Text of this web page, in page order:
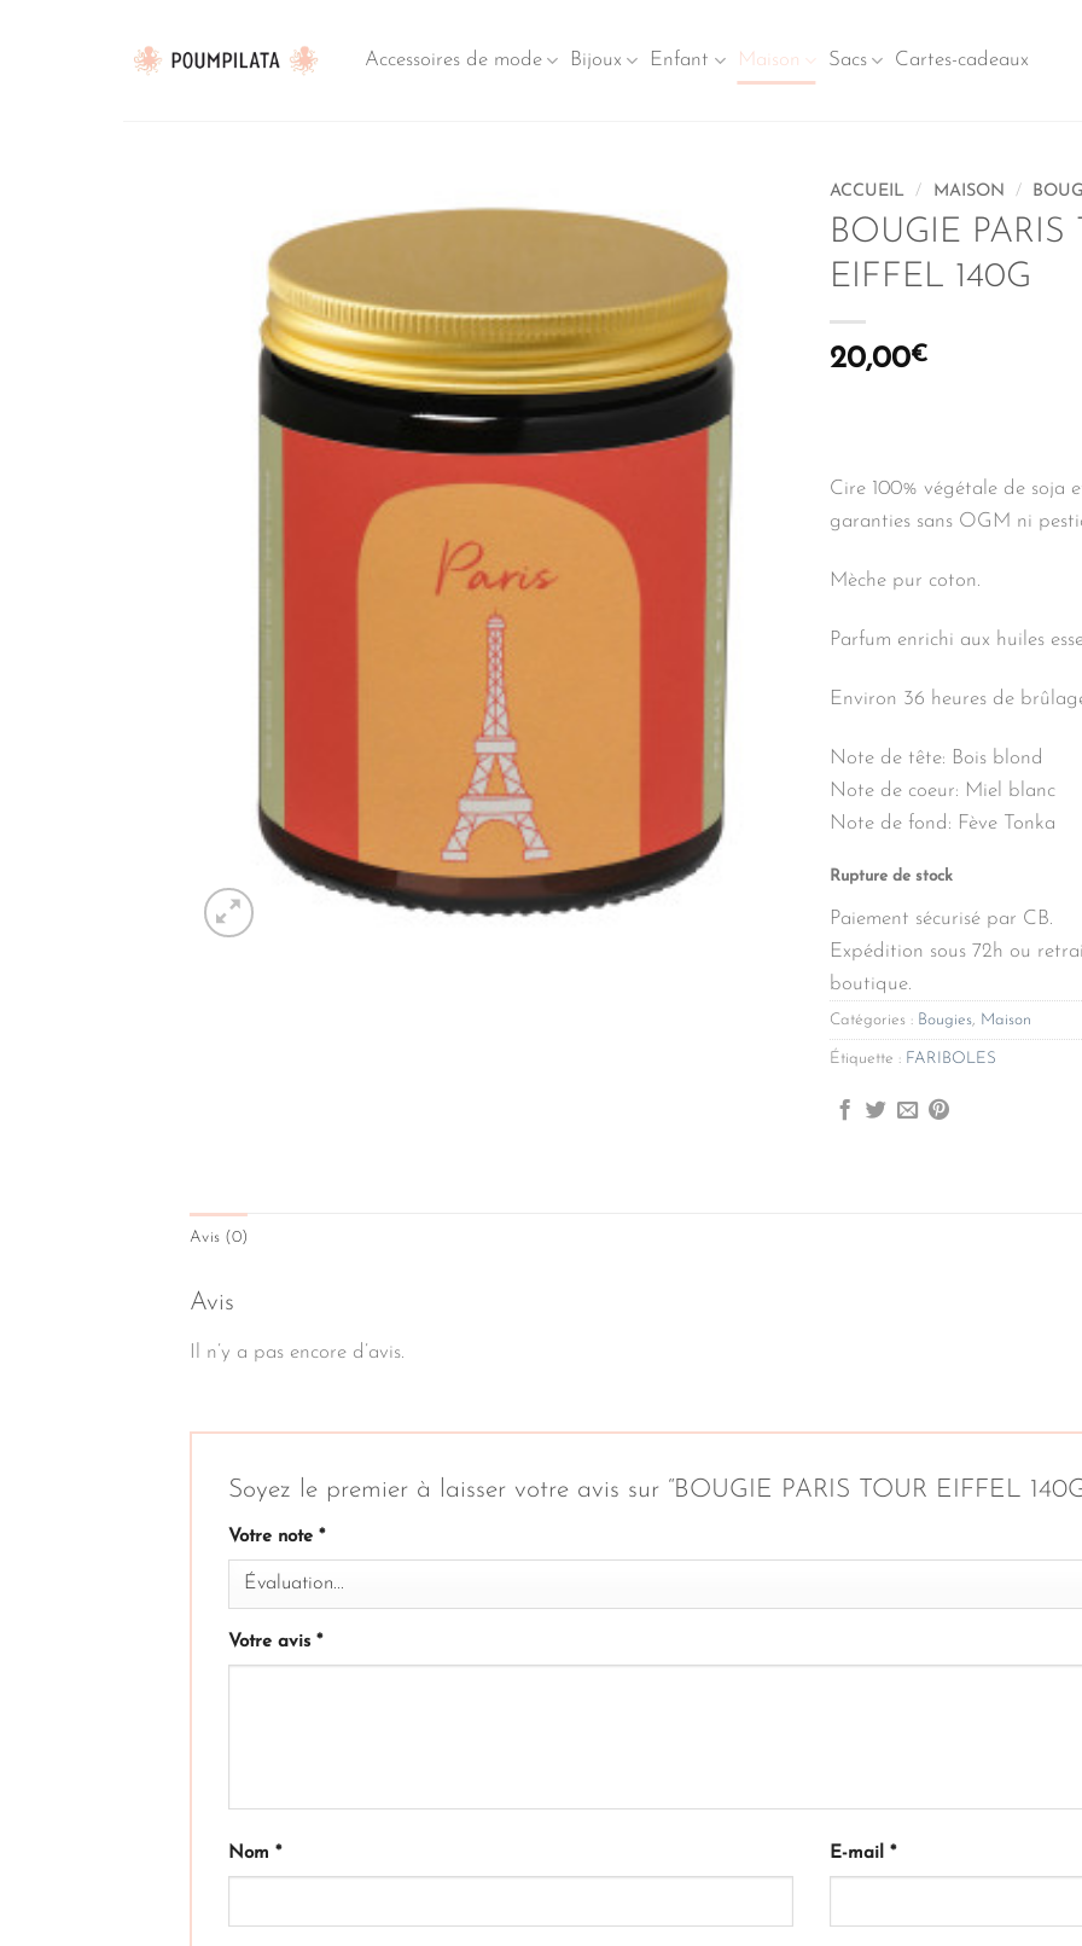
contenu
Accessoires de mode Bijoux Enfant Maison Sacs Cartes-cadeaux
ACCUEIL / MAISON /
BOUGIE PARIS
EIFFEL 140G
20,00€
Cire 100% végétale de soja
garanties sans OGM ni
Mèche pur coton.
Parfum enrichi aux huiles
Environ 36 heures de
Note de tête: Bois blond
Note de coeur: Miel blanc
Note de fond: Fève Tonka
Rupture de stock
Paiement sécurisé par CB.
Expédition sous 72h ou
boutique.
Catégories : Bougies, Maison
Étiquette : FARIBOLES
Avis (0)
Avis
Il n’y a pas encore d’avis.
Soyez le premier à laisser votre avis sur “BOUGIE PARIS TOUR EIFFEL
Votre note *
Votre avis *
Nom * E-mail *